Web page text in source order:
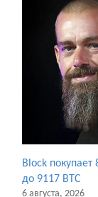
Block покупает
до 9117 BTC
6 августа, 2026